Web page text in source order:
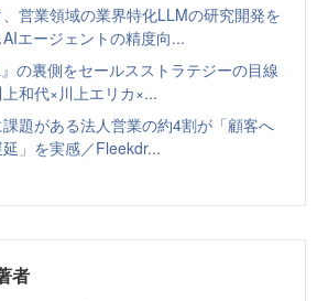
営業領域の業界特化LLMの研究開発を
エージェントの精度向...
』の裏側をセールスストラテジーの目線
和代×川上エリカ×...
題がある法人営業の約4割が「顧客へ
」を実感／Fleekdr...
者